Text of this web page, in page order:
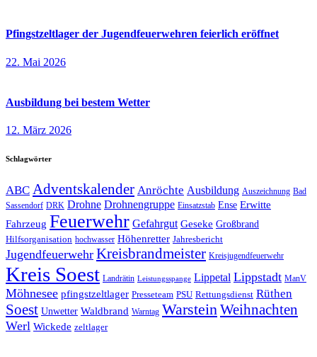
Pfingstzeltlager der Jugendfeuerwehren feierlich eröffnet
22. Mai 2026
Ausbildung bei bestem Wetter
12. März 2026
Schlagwörter
ABC Adventskalender Anröchte Ausbildung Auszeichnung Bad
Sassendorf DRK Drohne Drohnengruppe Einsatzstab Ense Erwitte
Fahrzeug Feuerwehr Gefahrgut Geseke Großbrand
Hilfsorganisation hochwasser Höhenretter Jahresbericht
Jugendfeuerwehr Kreisbrandmeister Kreisjugendfeuerwehr
Kreis Soest Landrätin Leistungsspange Lippetal Lippstadt ManV
Möhnesee pfingstzeltlager Presseteam PSU Rettungsdienst Rüthen
Soest Unwetter Waldbrand Warntag WarsteinWeihnachten
Werl Wickede zeltlager